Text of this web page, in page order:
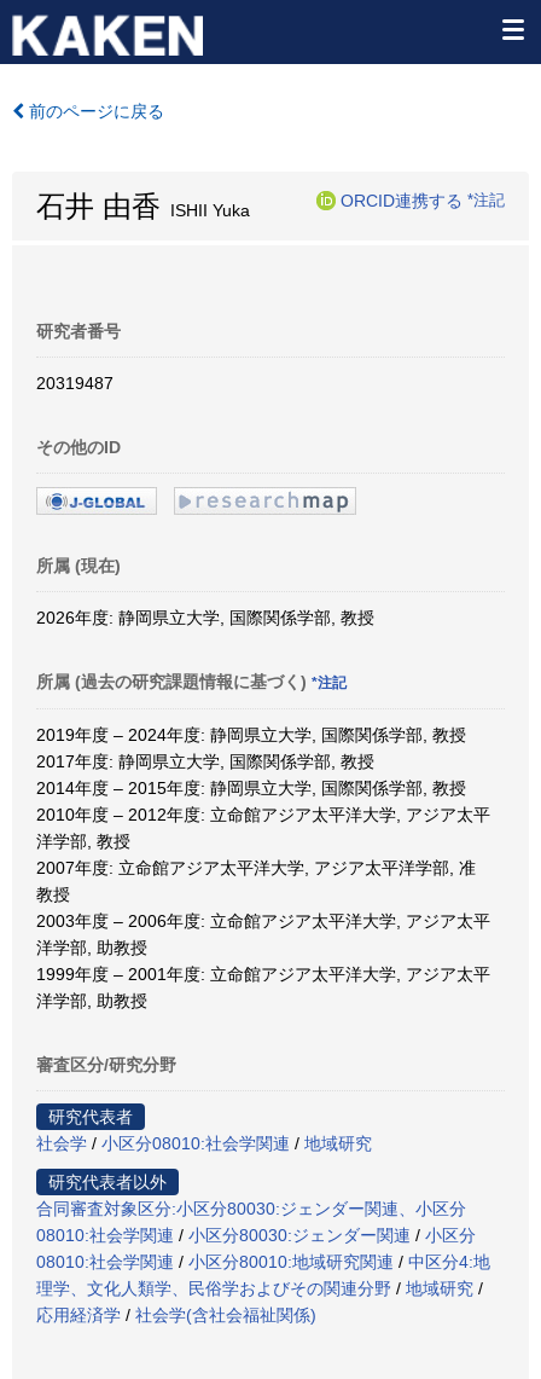
前のページに戻る
石井 由香 ISHII Yuka
ORCID連携する *注記
研究者番号
20319487
その他のID
所属 (現在)
2026年度: 静岡県立大学, 国際関係学部, 教授
所属 (過去の研究課題情報に基づく) *注記
2019年度 – 2024年度: 静岡県立大学, 国際関係学部, 教授
2017年度: 静岡県立大学, 国際関係学部, 教授
2014年度 – 2015年度: 静岡県立大学, 国際関係学部, 教授
2010年度 – 2012年度: 立命館アジア太平洋大学, アジア太平
洋学部, 教授
2007年度: 立命館アジア太平洋大学, アジア太平洋学部, 准
教授
2003年度 – 2006年度: 立命館アジア太平洋大学, アジア太平
洋学部, 助教授
1999年度 – 2001年度: 立命館アジア太平洋大学, アジア太平
洋学部, 助教授
審査区分/研究分野
研究代表者
社会学 / 小区分08010:社会学関連 / 地域研究
研究代表者以外
合同審査対象区分:小区分80030:ジェンダー関連、小区分
08010:社会学関連 / 小区分80030:ジェンダー関連 / 小区分
08010:社会学関連 / 小区分80010:地域研究関連 / 中区分4:地
理学、文化人類学、民俗学およびその関連分野 / 地域研究 /
応用経済学 / 社会学(含社会福祉関係)